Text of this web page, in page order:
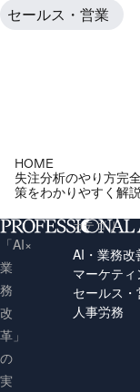
セールス・営業
HOME
失注分析のやり方完
策をわかりやすく解
「AI×
業
務
改
革」
の
実
カテゴリ
AI・業務改
マーケティ
セールス・
人事労務